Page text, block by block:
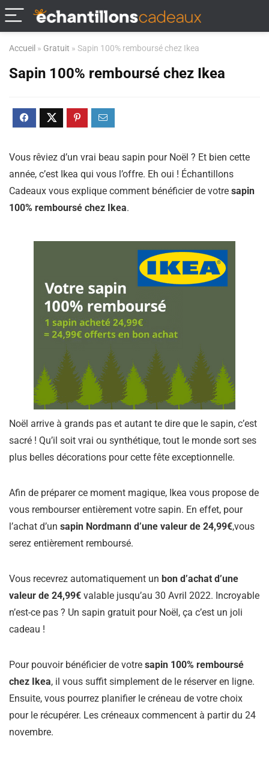
Accueil » Gratuit » Sapin 100% remboursé chez Ikea
Sapin 100% remboursé chez Ikea
Vous rêviez d’un vrai beau sapin pour Noël ? Et bien cette
année, c’est Ikea qui vous l’offre. Eh oui ! Échantillons
Cadeaux vous explique comment bénéficier de votre sapin
100% remboursé chez Ikea.
Noël arrive à grands pas et autant te dire que le sapin, c’est
sacré ! Qu’il soit vrai ou synthétique, tout le monde sort ses
plus belles décorations pour cette fête exceptionnelle.
Afin de préparer ce moment magique, Ikea vous propose de
vous rembourser entièrement votre sapin. En effet, pour
l’achat d’un sapin Nordmann d’une valeur de 24,99€,vous
serez entièrement remboursé.
Vous recevrez automatiquement un bon d’achat d’une
valeur de 24,99€ valable jusqu’au 30 Avril 2022. Incroyable
n’est-ce pas ? Un sapin gratuit pour Noël, ça c’est un joli
cadeau !
Pour pouvoir bénéficier de votre sapin 100% remboursé
chez Ikea, il vous suffit simplement de le réserver en ligne.
Ensuite, vous pourrez planifier le créneau de votre choix
pour le récupérer. Les créneaux commencent à partir du 24
novembre.